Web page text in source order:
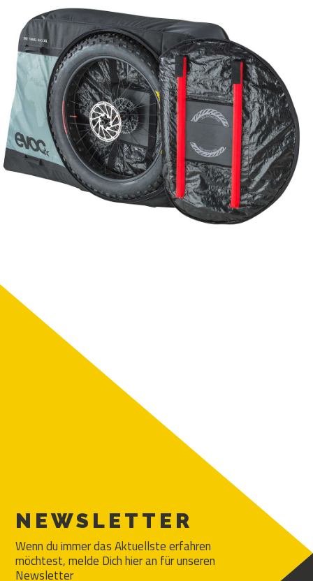
NEWSLETTER
Wenn du immer das Aktuellste erfahren
möchtest, melde Dich hier an für unseren
Newsletter